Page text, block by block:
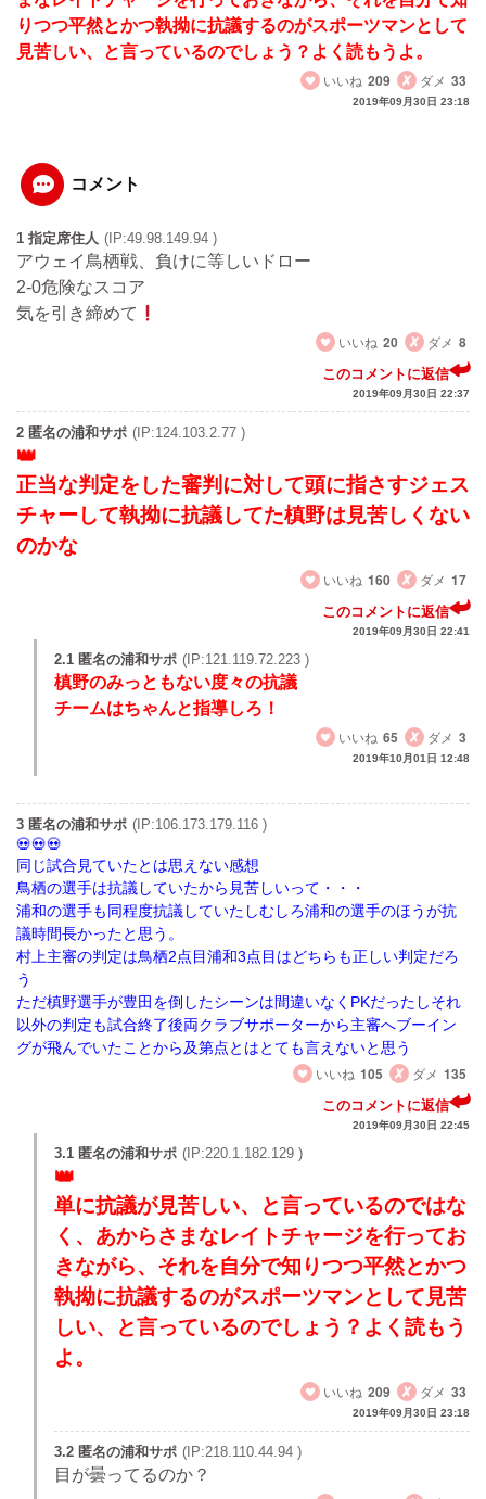
りつつ平然とかつ執拗に抗議するのがスポーツマンとして
見苦しい、と言っているのでしょう？よく読もうよ。
いいね 209 ダメ 33
2019年09月30日 23:18
コメント
1 指定席住人 (IP:49.98.149.94 )
アウェイ鳥栖戦、負けに等しいドロー
2-0危険なスコア
気を引き締めて
いいね 20 ダメ 8
このコメントに返信
2019年09月30日 22:37
2 匿名の浦和サポ (IP:124.103.2.77 )
正当な判定をした審判に対して頭に指さすジェス
チャーして執拗に抗議してた槙野は見苦しくない
のかな
いいね 160 ダメ 17
このコメントに返信
2019年09月30日 22:41
2.1 匿名の浦和サポ (IP:121.119.72.223 )
槙野のみっともない度々の抗議
チームはちゃんと指導しろ！
いいね 65 ダメ 3
2019年10月01日 12:48
3 匿名の浦和サポ (IP:106.173.179.116 )
同じ試合見ていたとは思えない感想
鳥栖の選手は抗議していたから見苦しいって・・・
浦和の選手も同程度抗議していたしむしろ浦和の選手のほうが抗
議時間長かったと思う。
村上主審の判定は鳥栖2点目浦和3点目はどちらも正しい判定だろ
う
ただ槙野選手が豊田を倒したシーンは間違いなくPKだったしそれ
以外の判定も試合終了後両クラブサポーターから主審へブーイン
グが飛んでいたことから及第点とはとても言えないと思う
いいね 105 ダメ 135
このコメントに返信
2019年09月30日 22:45
3.1 匿名の浦和サポ (IP:220.1.182.129 )
単に抗議が見苦しい、と言っているのではな
く、あからさまなレイトチャージを行ってお
きながら、それを自分で知りつつ平然とかつ
執拗に抗議するのがスポーツマンとして見苦
しい、と言っているのでしょう？よく読もう
よ。
いいね 209 ダメ 33
2019年09月30日 23:18
3.2 匿名の浦和サポ (IP:218.110.44.94 )
目が曇ってるのか？